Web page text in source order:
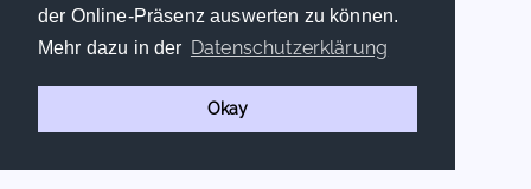
der Online-Präsenz auswerten zu können.
Mehr dazu in der Datenschutzerklärung
Okay